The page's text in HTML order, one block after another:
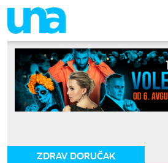
ZDRAV DORUČAK